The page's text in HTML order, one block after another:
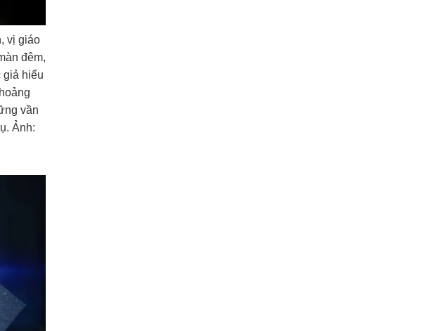
vị giáo
đêm,
giả hiểu
vần
Ảnh: